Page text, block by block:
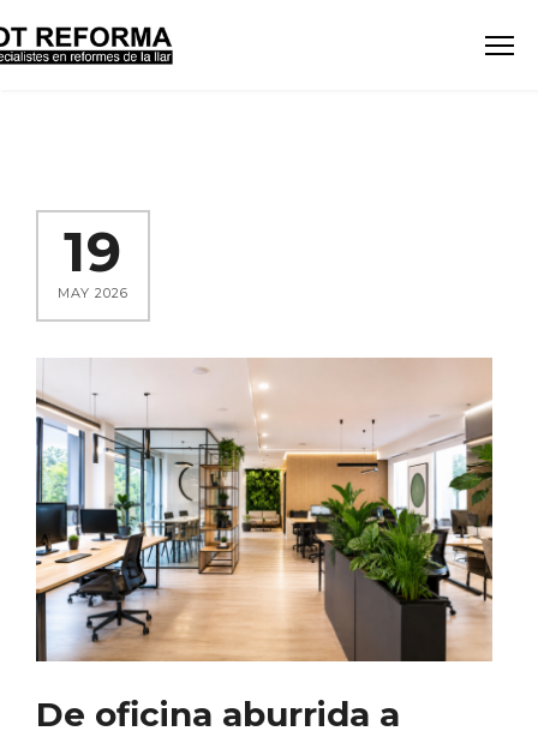
19
MAY 2026
De oficina aburrida a